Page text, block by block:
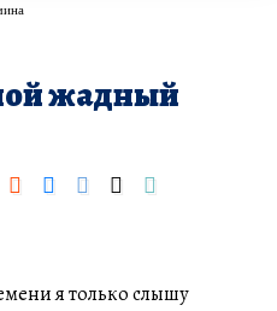
жадный
я только слышу